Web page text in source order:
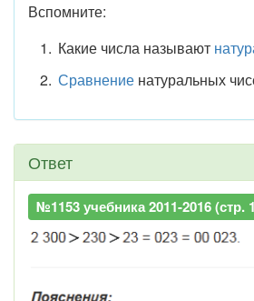
Вспомните:
Какие числа называют
Сравнениенатуральных
Ответ
№1153 учебника 2011-2016 (стр.